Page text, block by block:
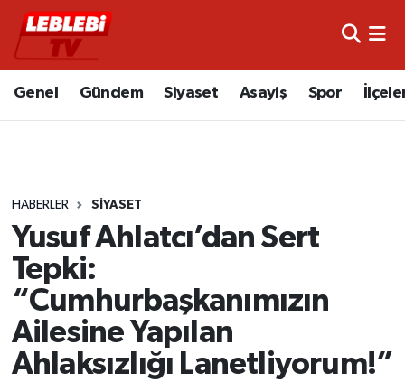
Genel Gündem Siyaset Asayiş Spor
HABERLER SIYASET
Yusuf Ahlatcı’dan Sert
Tepki:
“Cumhurbaşkanımızın
Ailesine Yapılan
Ahlaksızlığı Lanetliyorum!”
Hava Durumu
Süper Lig Puan Durumu ve Fikstür
Tüm Manşetler
Son Dakika Haberleri
Haber Arşivi